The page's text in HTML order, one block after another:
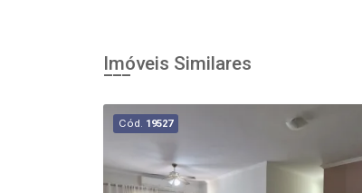
Imóveis Similares
Cód. 19527